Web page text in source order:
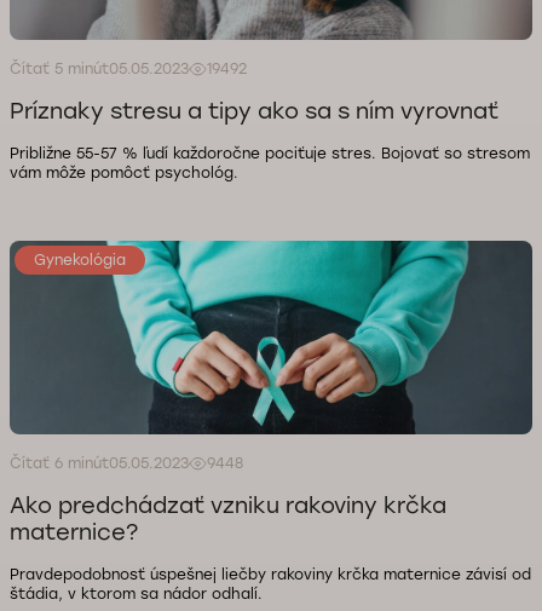
Čítať 5 minút05.05.2023 19492
Príznaky stresu a tipy ako sa s ním vyrovnať
Približne 55-57 % ľudí každoročne pociťuje stres. Bojovať so stresom
vám môže pomôcť psychológ.
Gynekológia
Čítať 6 minút05.05.2023 9448
Ako predchádzať vzniku rakoviny krčka
maternice?
Pravdepodobnosť úspešnej liečby rakoviny krčka maternice závisí od
štádia, v ktorom sa nádor odhalí.